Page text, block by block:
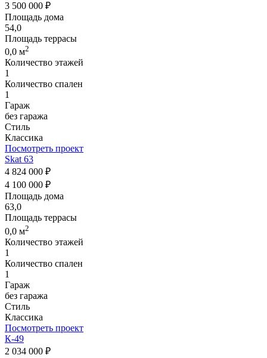
3 500 000 ₽
Площадь дома
54,0
Площадь террасы
0,0 м2
Количество этажей
1
Количество спален
1
Гараж
без гаража
Стиль
Классика
Посмотреть проект
Skat 63
4 824 000 ₽
4 100 000 ₽
Площадь дома
63,0
Площадь террасы
0,0 м2
Количество этажей
1
Количество спален
1
Гараж
без гаража
Стиль
Классика
Посмотреть проект
К-49
2 034 000 ₽